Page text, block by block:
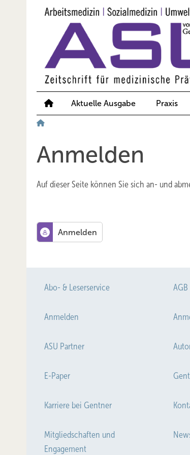
Aktuelle Ausgabe Praxis
Anmelden
Auf dieser Seite können Sie sich an- und
Abo- & Leserservice AGB
Anmelden
ASU Partner
E-Paper
Karriere bei Gentner
Mitgliedschaften und
Engagement